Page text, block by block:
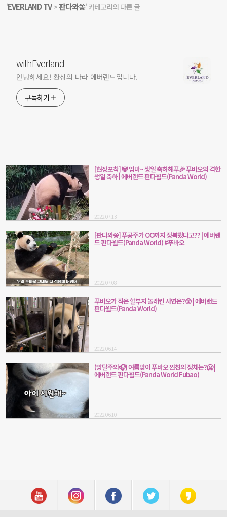
'EVERLAND TV>판다와쏭' 카테고리의 다른 글
withEverland
안녕하세요! 환상의 나라 에버랜드입니다.
구독하기
[현장포착] 🐼 엄마~ 생일 축하해푸🎉 푸바오의 격한
생일 축하 | 에버랜드 판다월드(Panda World)
2022.07.13
[판다와쏭] 푸공주가 OO까지 정복했다고?? | 에버랜
드 판다월드(Panda World) #푸바오
2022.07.08
푸바오가 작은 할부지 놀래킨 사연은?😲 | 에버랜드
판다월드(Panda World)
2022.06.14
(앙탈주의🎧) 여름맞이 푸바오 찐친의 정체는?🥶 |
에버랜드 판다월드(Panda World Fubao)
2022.06.10